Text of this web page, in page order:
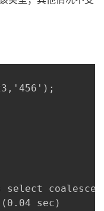
select
sec)